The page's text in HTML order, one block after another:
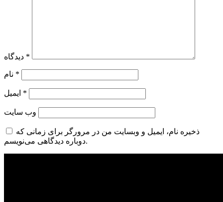
*
*
*
وب‌ سایت
ذخیره نام، ایمیل و وبسایت من در مرورگر برای زمانی که
دوباره دیدگاهی می‌نویسم.